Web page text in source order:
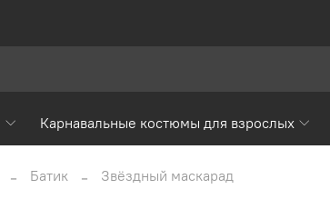
Карнавальные костюмы для взрослых
Батик Звёздный маскарад